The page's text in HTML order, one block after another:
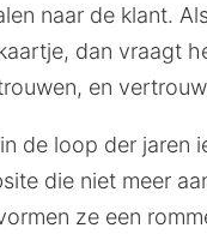
naar de klant.
dan vraagt
en
de loop der jaren
die niet meer
ze een